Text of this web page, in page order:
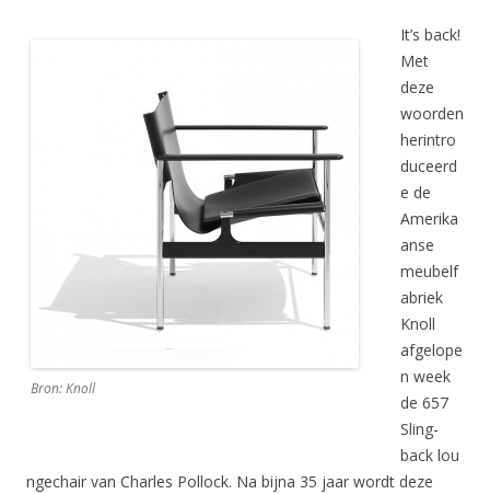
Bron: Knoll
It’s back!
Met
deze
woorden
herintro
duceerd
e de
Amerika
anse
meubelf
abriek
Knoll
afgelope
n week
de 657
Sling-
back lou
ngechair van Charles Pollock. Na bijna 35 jaar wordt deze